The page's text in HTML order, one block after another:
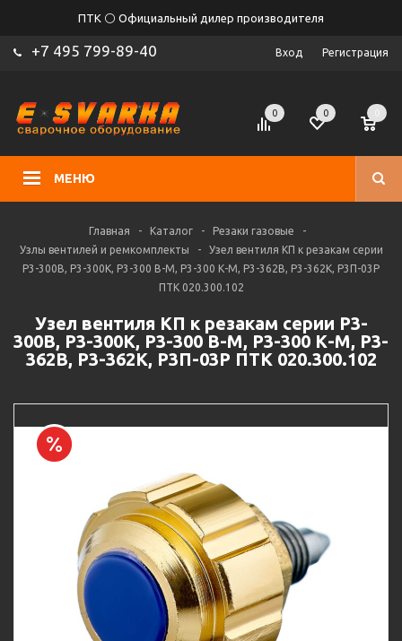
ПТК ⚪ Официальный дилер производителя
+7 495 799-89-40 Вход Регистрация
МЕНЮ
0 0
Главная - Каталог - Резаки газовые
-
Узлы вентилей и ремкомплекты
-
Узел вентиля КП к резакам серии
Р3-300В, Р3-300К, Р3-300 В-М, Р3-300 К-М, Р3-362В, Р3-362К, Р3П-03Р
ПТК 020.300.102
Узел вентиля КП к резакам серии Р3-
300В, Р3-300К, Р3-300 В-М, Р3-300 К-М, Р3-
362В, Р3-362К, Р3П-03Р ПТК 020.300.102